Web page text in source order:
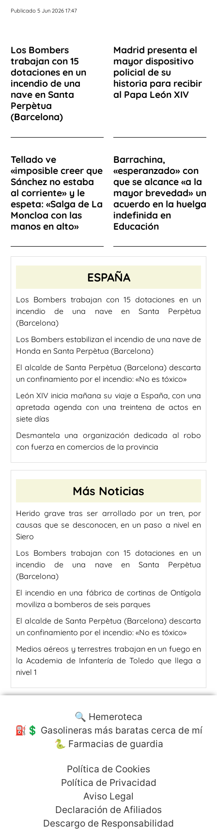
Publicado 5 Jun 2026 17:47
Los Bombers
trabajan con 15
dotaciones en un
incendio de una
nave en Santa
Perpètua
(Barcelona)
Madrid presenta el
mayor dispositivo
policial de su
historia para recibir
al Papa León XIV
Tellado ve
«imposible creer que
Sánchez no estaba
al corriente» y le
espeta: «Salga de La
Moncloa con las
manos en alto»
Barrachina,
«esperanzado» con
que se alcance «a la
mayor brevedad» un
acuerdo en la huelga
indefinida en
Educación
ESPAÑA
Los Bombers trabajan con 15 dotaciones en un
incendio de una nave en Santa Perpètua
(Barcelona)
Los Bombers estabilizan el incendio de una nave de
Honda en Santa Perpètua (Barcelona)
El alcalde de Santa Perpètua (Barcelona) descarta
un confinamiento por el incendio: «No es tóxico»
León XIV inicia mañana su viaje a España, con una
apretada agenda con una treintena de actos en
siete días
Desmantela una organización dedicada al robo
con fuerza en comercios de la provincia
Más Noticias
Herido grave tras ser arrollado por un tren, por
causas que se desconocen, en un paso a nivel en
Siero
Los Bombers trabajan con 15 dotaciones en un
incendio de una nave en Santa Perpètua
(Barcelona)
El incendio en una fábrica de cortinas de Ontígola
moviliza a bomberos de seis parques
El alcalde de Santa Perpètua (Barcelona) descarta
un confinamiento por el incendio: «No es tóxico»
Medios aéreos y terrestres trabajan en un fuego en
la Academia de Infantería de Toledo que llega a
nivel 1
🔍 Hemeroteca
⛽️💲 Gasolineras más baratas cerca de mí
🐍 Farmacias de guardia
Política de Cookies
Política de Privacidad
Aviso Legal
Declaración de Afiliados
Descargo de Responsabilidad